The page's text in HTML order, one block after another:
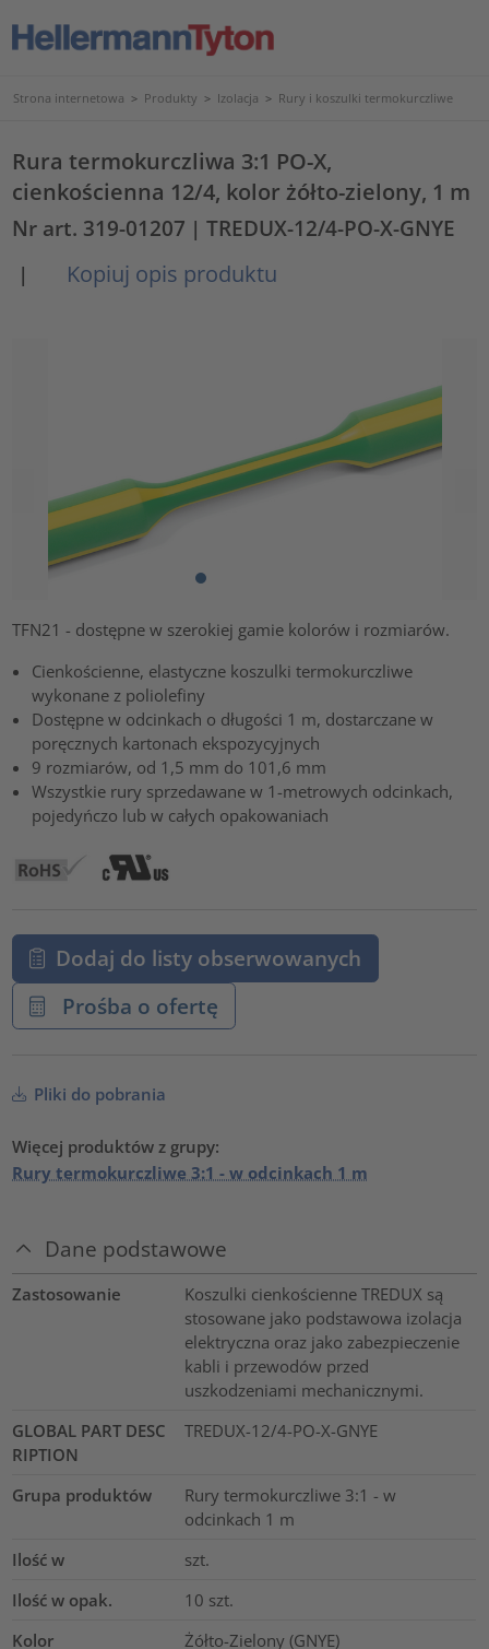
Strona internetowa > Produkty > Izolacja > Rury i koszulki termokurczliwe
Rura termokurczliwa 3:1 PO-X,
cienkościenna 12/4, kolor żółto-zielony, 1 m
Nr art. 319-01207 | TREDUX-12/4-PO-X-GNYE
|
Kopiuj opis produktu
TFN21 - dostępne w szerokiej gamie kolorów i rozmiarów.
Cienkościenne, elastyczne koszulki termokurczliwe
wykonane z poliolefiny
Dostępne w odcinkach o długości 1 m, dostarczane w
poręcznych kartonach ekspozycyjnych
9 rozmiarów, od 1,5 mm do 101,6 mm
Wszystkie rury sprzedawane w 1-metrowych odcinkach,
pojedyńczo lub w całych opakowaniach
Dodaj do listy obserwowanych
Prośba o ofertę
Pliki do pobrania
Więcej produktów z grupy:
Rury termokurczliwe 3:1 - w odcinkach 1 m
Dane podstawowe
Zastosowanie
Koszulki cienkościenne TREDUX są
stosowane jako podstawowa izolacja
elektryczna oraz jako zabezpieczenie
kabli i przewodów przed
uszkodzeniami mechanicznymi.
GLOBAL PART DESC
RIPTION
TREDUX-12/4-PO-X-GNYE
Grupa produktów
Rury termokurczliwe 3:1 - w
odcinkach 1 m
Ilość w
szt.
Ilość w opak.
10 szt.
Kolor
Żółto-Zielony (GNYE)